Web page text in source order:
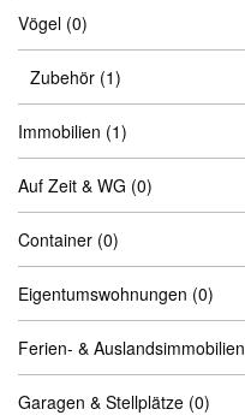
Vögel (0)
Zubehör (1)
Immobilien (1)
Auf Zeit & WG (0)
Container (0)
Eigentumswohnungen (0)
Ferien- & Auslandsimmobilien
Garagen & Stellplätze (0)